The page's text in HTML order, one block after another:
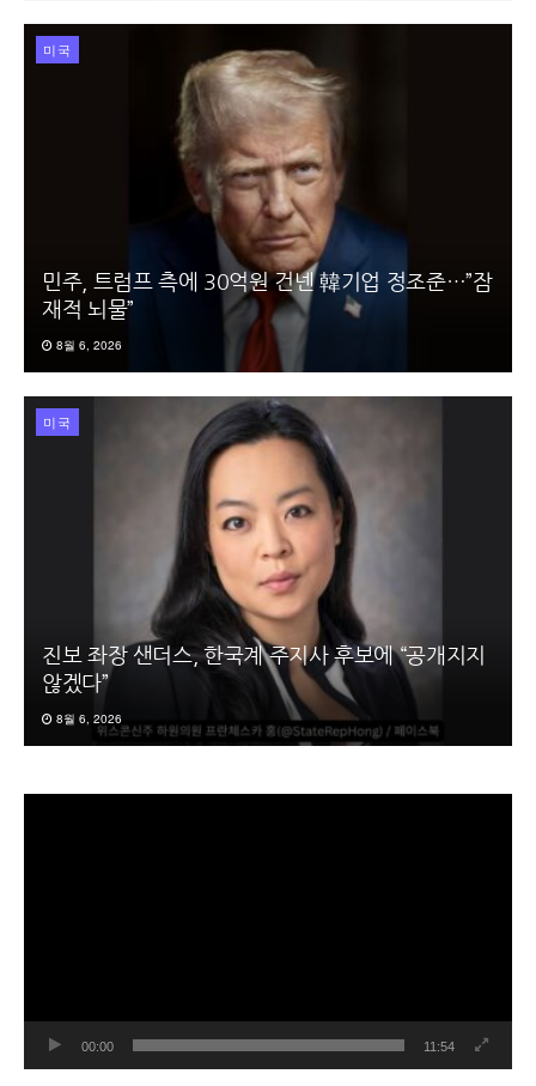
미국
민주, 트럼프 측에 30억원 건넨 韓기업 정조준…”잠
재적 뇌물”
8월 6, 2026
미국
진보 좌장 샌더스, 한국계 주지사 후보에 “공개지지
않겠다”
8월 6, 2026
00:00 11:54